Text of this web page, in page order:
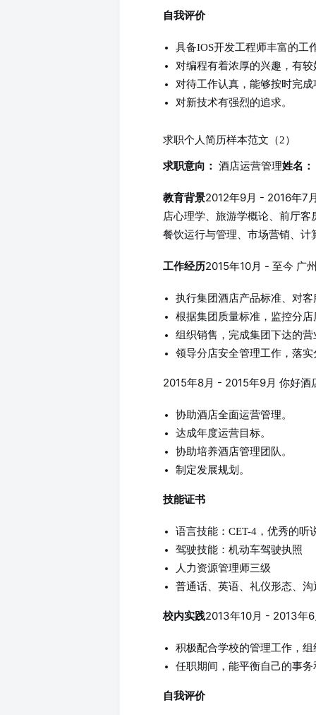
自我评价
具备IOS开发工程师丰富的工
对编程有着浓厚的兴趣，有
对待工作认真，能够按时完
对新技术有强烈的追求。
求职个人简历样本范文（2）
求职意向： 酒店运营管理姓名：
教育背景2012年9月 - 2016年7
店心理学、旅游学概论、前厅
餐饮运行与管理、市场营销、计
工作经历2015年10月 - 至今 广
执行集团酒店产品标准、对
根据集团质量标准，监控分
组织销售，完成集团下达的
领导分店安全管理工作，落
2015年8月 - 2015年9月 你好酒
协助酒店全面运营管理。
达成年度运营目标。
协助培养酒店管理团队。
制定发展规划。
技能证书
语言技能：CET-4，优秀的听
驾驶技能：机动车驾驶执照
人力资源管理师三级
普通话、英语、礼仪形态、沟
校内实践2013年10月 - 2013年
积极配合学校的管理工作，
任职期间，能平衡自己的事
自我评价